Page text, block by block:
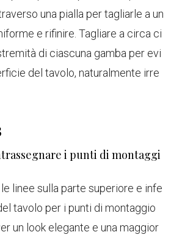
una pialla per tagliarle a un
e rifinire. Tagliare a circa ci
di ciascuna gamba per evi
del tavolo, naturalmente irre
i punti di montaggi
linee sulla parte superiore e infe
tavolo per i punti di montaggio
un look elegante e una maggior